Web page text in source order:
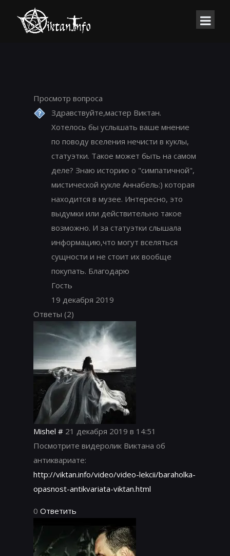
Просмотр вопроса
Здравствуйте,мастер Виктан.
Хотелось бы услышать ваше мнение
по поводу вселения нечисти в куклы,
статуэтки. Такое может быть на самом
деле? Знаю историю о "симпатичной",
мистической кукле Аннабель:) которая
находится в музее. Интересно, это
выдумки или действительно такое
возможно. И за статуэтки слышала
информацию,что могут вселяться
сущности и не стоит их вообще
покупать. Благодарю
Гость
19 декабря 2019
Ответы (2)
Mishel # 21 декабря 2019 в 14:51
Посмотрите видеролик Виктана об
антиквариате:
http://viktan.info/video/video-lekcii/baraholka-
opasnost-antikvariata-viktan.html
0 Ответить